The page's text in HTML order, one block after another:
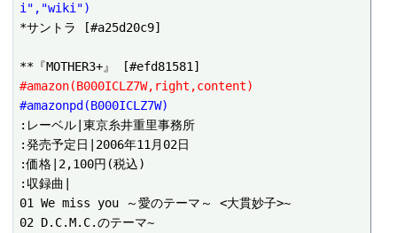
i","wiki")
*サントラ [#a25d20c9]
#amazon(B000ICLZ7W,right,content)
#amazonpd(B000ICLZ7W)
:レーベル|東京糸井重里事務所
:発売予定日|2006年11月02日
:価格|2,100円(税込)
:収録曲|
01 We miss you ～愛のテーマ～ <大貫妙子>~
02 D.C.M.C.のテーマ~